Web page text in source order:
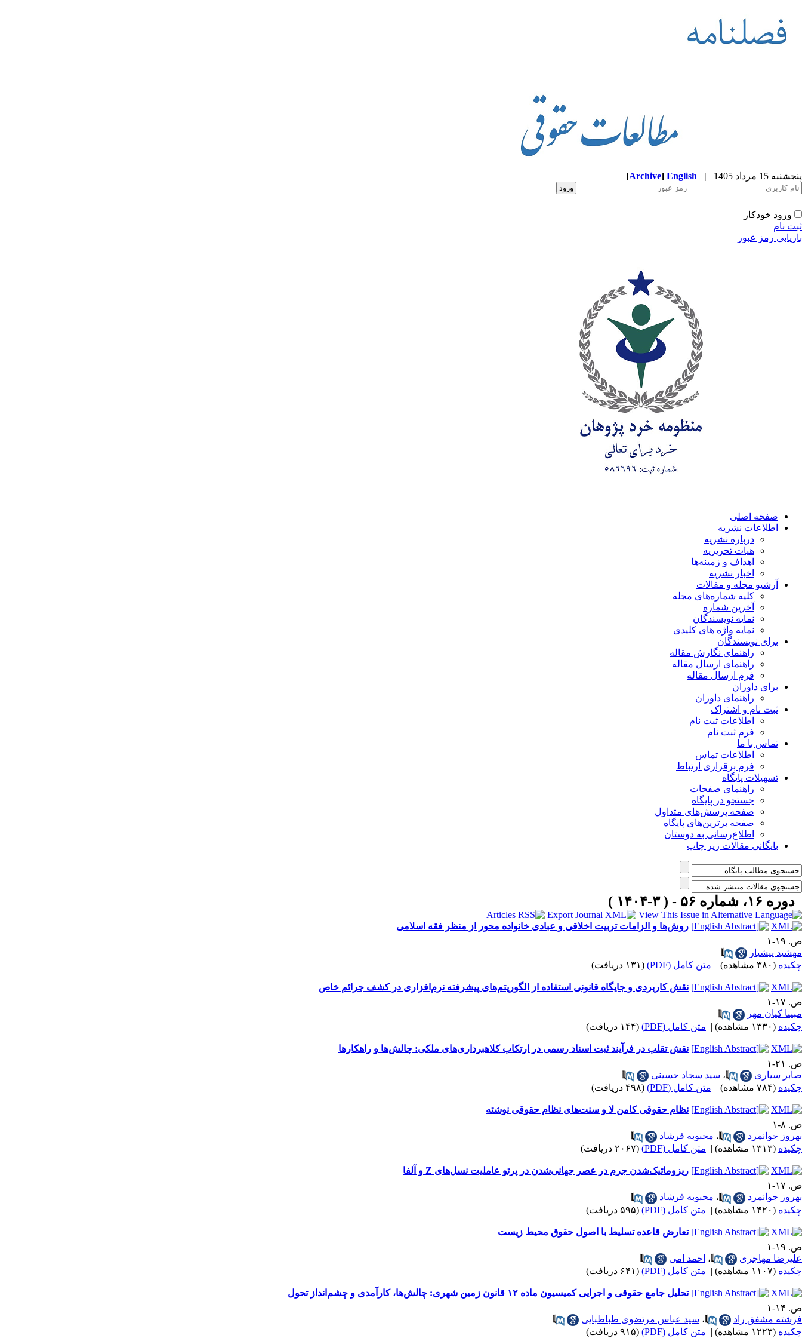
پنجشنبه 15 مرداد 1405 |
English
[Archive]
ورود خودکار
ثبت نام
بازیابی رمز عبور
صفحه اصلی
اطلاعات نشریه
درباره نشریه
هیات تحریریه
اهداف و زمینه‌ها
اخبار نشریه
آرشیو مجله و مقالات
کلیه شماره‌های مجله
آخرین شماره
نمایه نویسندگان
نمایه واژه های کلیدی
برای نویسندگان
راهنمای نگارش مقاله
راهنمای ارسال مقاله
فرم ارسال مقاله
برای داوران
راهنمای داوران
ثبت نام و اشتراک
اطلاعات ثبت نام
فرم ثبت نام
تماس با ما
اطلاعات تماس
فرم برقراری ارتباط
تسهیلات پایگاه
راهنمای صفحات
جستجو در پایگاه
صفحه پرسش‌های متداول
صفحه برترین‌های پایگاه
اطلاع‌رسانی به دوستان
بایگانی مقالات زیر چاپ
دوره ۱۶، شماره ۵۶ - ( ۳-۱۴۰۴ )
روش‌ها و الزامات تربیت اخلاقی و عبادی خانواده محور از منظر فقه اسلامی
ص. ۱۹-۱
مهشید پیشیار
چکیده (۳۸۰ مشاهده) | متن کامل (PDF) (۱۳۱ دریافت)
نقش کاربردی و جایگاه قانونی استفاده از الگوریتم‌های پیشرفته نرم‌افزاری در کشف جرائم خاص
ص. ۱۷-۱
مبینا کیان مهر
چکیده (۱۳۳۰ مشاهده) | متن کامل (PDF) (۱۴۴ دریافت)
نقش تقلب در فرآیند ثبت اسناد رسمی در ارتکاب کلاهبرداری‌های ملکی: چالش‌ها و راهکارها
ص. ۲۱-۱
صابر سیاری
، سید سجاد حسینی
چکیده (۷۸۴ مشاهده) | متن کامل (PDF) (۴۹۸ دریافت)
نظام حقوقی کامن لا و سنت‌های نظام حقوقی نوشته
ص. ۸-۱
بهروز جوانمرد
، محبوبه فرشاد
چکیده (۱۳۱۳ مشاهده) | متن کامل (PDF) (۲۰۶۷ دریافت)
ریزوماتیک‌شدن جرم در عصر جهانی‌شدن در پرتو عاملیت نسل‌های Z و آلفا
ص. ۱۷-۱
بهروز جوانمرد
، محبوبه فرشاد
چکیده (۱۴۲۰ مشاهده) | متن کامل (PDF) (۵۹۵ دریافت)
تعارض قاعده تسلیط با اصول حقوق محیط زیست
ص. ۱۹-۱
علیرضا مهاجری
، احمد امی
چکیده (۱۱۰۷ مشاهده) | متن کامل (PDF) (۶۴۱ دریافت)
تحلیل جامع حقوقی و اجرایی کمیسیون ماده ۱۲ قانون زمین شهری: چالش‌ها، کارآمدی و چشم‌انداز تحول
ص. ۱۴-۱
فرشته مشفق راد
، سید عباس مرتضوی طباطبایی
چکیده (۱۲۲۳ مشاهده) | متن کامل (PDF) (۹۱۵ دریافت)